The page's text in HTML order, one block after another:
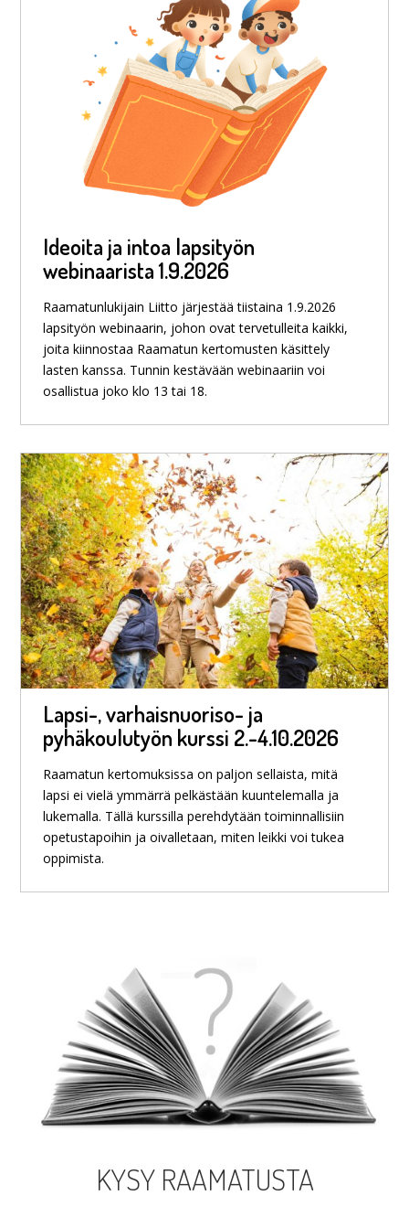
Ideoita ja intoa lapsityön
webinaarista 1.9.2026
Raamatunlukijain Liitto järjestää tiistaina 1.9.2026
lapsityön webinaarin, johon ovat tervetulleita kaikki,
joita kiinnostaa Raamatun kertomusten käsittely
lasten kanssa. Tunnin kestävään webinaariin voi
osallistua joko klo 13 tai 18.
Lapsi-, varhaisnuoriso- ja
pyhäkoulutyön kurssi 2.-4.10.2026
Raamatun kertomuksissa on paljon sellaista, mitä
lapsi ei vielä ymmärrä pelkästään kuuntelemalla ja
lukemalla. Tällä kurssilla perehdytään toiminnallisiin
opetustapoihin ja oivalletaan, miten leikki voi tukea
oppimista.
KYSY RAAMATUSTA